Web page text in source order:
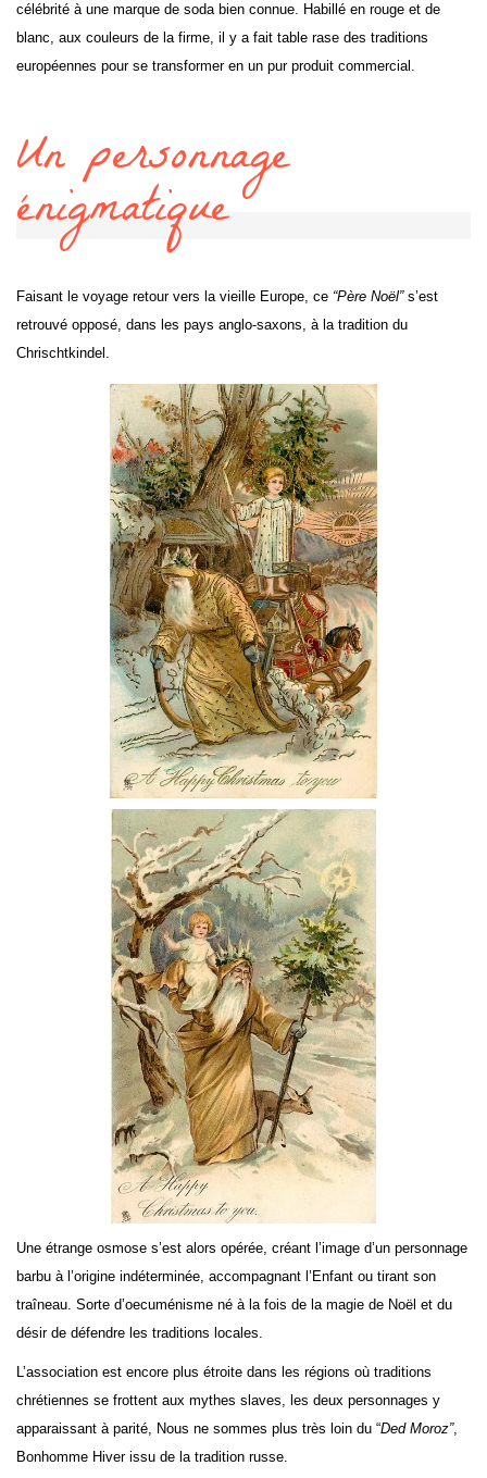
célébrité à une marque de soda bien connue. Habillé en rouge et de
blanc, aux couleurs de la firme, il y a fait table rase des traditions
européennes pour se transformer en un pur produit commercial.
Un personnage
énigmatique
Faisant le voyage retour vers la vieille Europe, ce “Père Noël”s’est
retrouvé opposé, dans les pays anglo-saxons, à la tradition du
Chrischtkindel.
Une étrange osmose s’est alors opérée, créant l’image d’un personnage
barbu à l’origine indéterminée, accompagnant l’Enfant ou tirant son
traîneau. Sorte d’oecuménisme né à la fois de la magie de Noël et du
désir de défendre les traditions locales.
L’association est encore plus étroite dans les régions où traditions
chrétiennes se frottent aux mythes slaves, les deux personnages y
apparaissant à parité, Nous ne sommes plus très loin du “Ded Moroz”,
Bonhomme Hiver issu de la tradition russe.